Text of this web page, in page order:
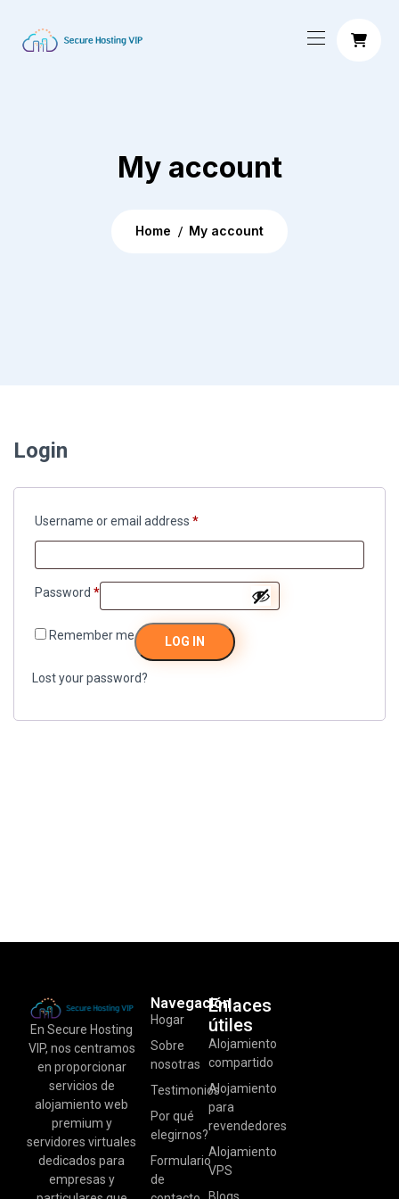
My account
Home My account
Login
Username or email address *
Password *
Remember me LOG IN
Lost your password?
En Secure Hosting
VIP, nos centramos
en proporcionar
servicios de
alojamiento web
premium y
servidores virtuales
dedicados para
empresas y
Navegación
Hogar
Sobre
nosotras
Testimonios
Por qué
elegirnos?
Formulario
de
Enlaces
útiles
Alojamiento
compartido
Alojamiento
para
revendedores
Alojamiento
VPS